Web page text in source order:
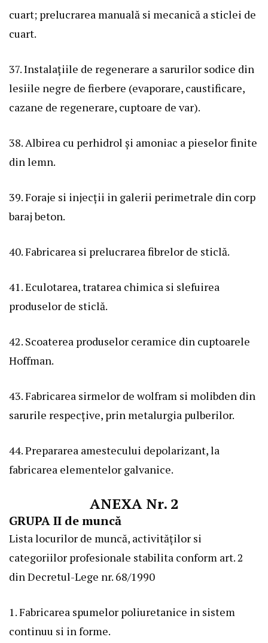
cuart; prelucrarea manuală si mecanică a sticlei de
cuart.
37. Instalațiile de regenerare a sarurilor sodice din
lesiile negre de fierbere (evaporare, caustificare,
cazane de regenerare, cuptoare de var).
38. Albirea cu perhidrol și amoniac a pieselor finite
din lemn.
39. Foraje si injecții in galerii perimetrale din corp
baraj beton.
40. Fabricarea si prelucrarea fibrelor de sticlă.
41. Eculotarea, tratarea chimica si slefuirea
produselor de sticlă.
42. Scoaterea produselor ceramice din cuptoarele
Hoffman.
43. Fabricarea sirmelor de wolfram si molibden din
sarurile respecțive, prin metalurgia pulberilor.
44. Prepararea amestecului depolarizant, la
fabricarea elementelor galvanice.
ANEXA Nr. 2
GRUPA II de muncă
Lista locurilor de muncă, activităților si
categoriilor profesionale stabilita conform art. 2
din Decretul-Lege nr. 68/1990
1. Fabricarea spumelor poliuretanice in sistem
continuu si in forme.